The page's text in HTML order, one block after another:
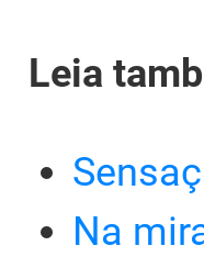
Leia
Na